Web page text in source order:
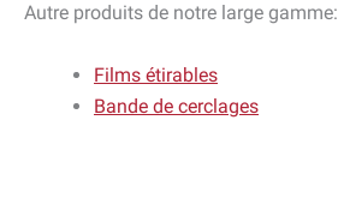
Autre produits de notre large gamme:
Films étirables
Bande de cerclages